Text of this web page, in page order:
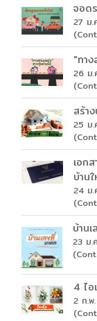
จอด
27 ม.
"ทา
26 ม.
สร้า
25 ม.
เอก
บ้าน
24 ม.
บ้าน
23 ม.
4 ไ
2 ก.พ